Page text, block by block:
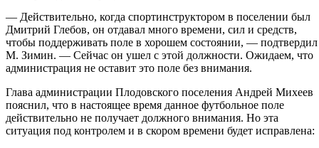
— Действительно, когда спортинструктором в поселении был
Дмитрий Глебов, он отдавал много времени, сил и средств,
чтобы поддерживать поле в хорошем состоянии, — подтвердил
М. Зимин. — Сейчас он ушел с этой должности. Ожидаем, что
администрация не оставит это поле без внимания.
Глава администрации Плодовского поселения Андрей Михеев
пояснил, что в настоящее время данное футбольное поле
действительно не получает должного внимания. Но эта
ситуация под контролем и в скором времени будет исправлена: